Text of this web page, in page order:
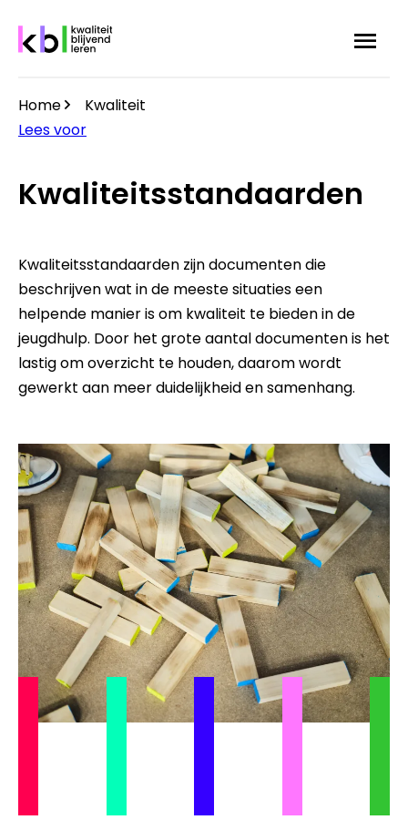
inhoud
gaan
Kruimelpad
Home
Kwaliteit
Lees voor
Kwaliteitsstandaarden
Kwaliteitsstandaarden zijn documenten die
beschrijven wat in de meeste situaties een
helpende manier is om kwaliteit te bieden in de
jeugdhulp. Door het grote aantal documenten is het
lastig om overzicht te houden, daarom wordt
gewerkt aan meer duidelijkheid en samenhang.